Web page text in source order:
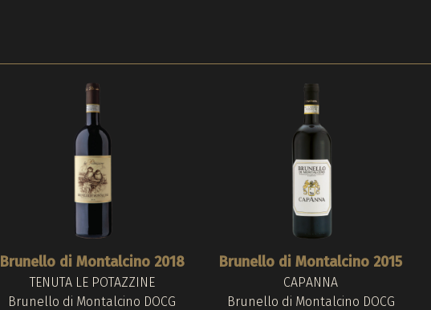
Brunello di Montalcino 2018
TENUTA LE POTAZZINE
Brunello di Montalcino DOCG
Brunello di Montalcino 2015
CAPANNA
Brunello di Montalcino DOCG